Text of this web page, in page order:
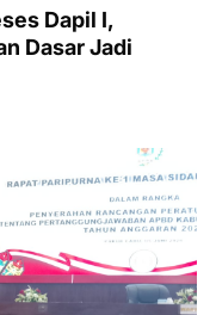
Dapil I,
Dasar Jadi